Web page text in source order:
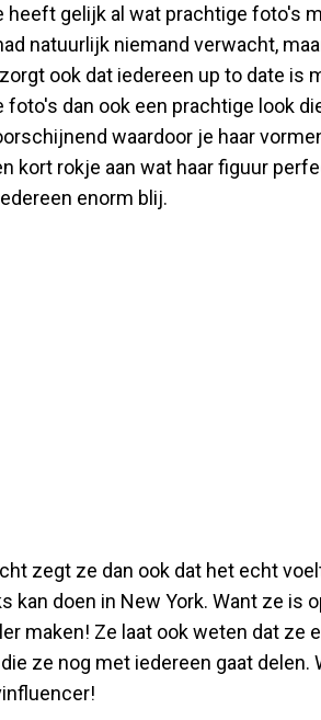
heeft gelijk al wat prachtige foto's
natuurlijk niemand verwacht,
ook dat iedereen up to date is
foto's dan ook een prachtige look
waardoor je haar
kort rokje aan wat haar figuur
enorm blij.
zegt ze dan ook dat het echt
kan doen in New York. Want ze is
maken! Ze laat ook weten dat ze
ze nog met iedereen gaat